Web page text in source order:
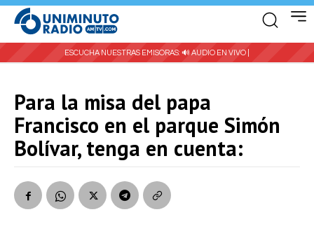
ESCUCHA NUESTRAS EMISORAS: 🔊 AUDIO EN VIVO |
Para la misa del papa
Francisco en el parque Simón
Bolívar, tenga en cuenta: